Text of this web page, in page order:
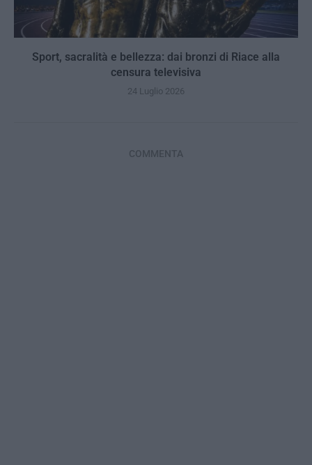
Sport, sacralità e bellezza: dai bronzi di Riace alla
censura televisiva
24 Luglio 2026
COMMENTA